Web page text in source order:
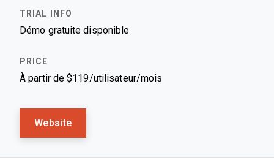
Démo gratuite disponible
À partir de $119/utilisateur/mois
Website